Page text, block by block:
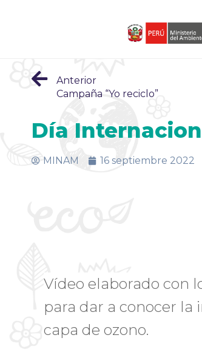
Anterior
Campaña “Yo reciclo”
Día
MINAM 16 septiembre 2022
Vídeo elaborado con
para dar a conocer la
capa de ozono.